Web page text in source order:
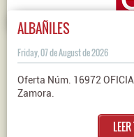
ALBAÑILES
Friday, 07 de August de 2026
Oferta Núm. 16972
Zamora.